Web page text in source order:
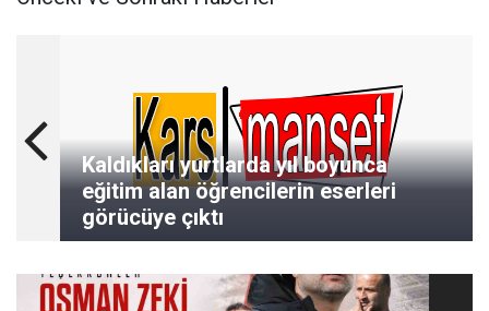
Kaldıkları yurtlarda yıl boyunca
eğitim alan öğrencilerin eserleri
görücüye çıktı